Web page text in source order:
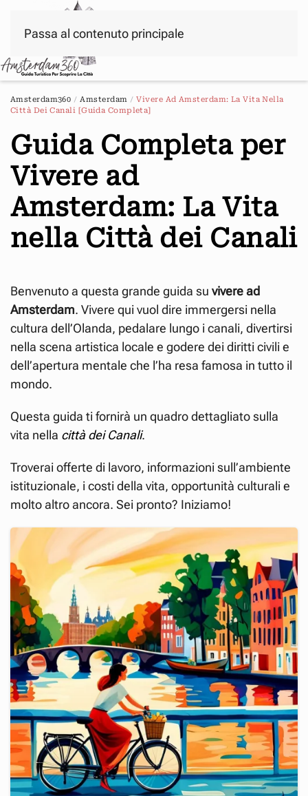
Passa al contenuto principale
Amsterdam360 Amsterdam
Vivere Ad Amsterdam: La Vita Nella
Città Dei Canali [Guida Completa]
Guida Completa per
Vivere ad
Amsterdam: La Vita
nella Città dei Canali
Benvenuto a questa grande guida su vivere ad
Amsterdam. Vivere qui vuol dire immergersi nella
cultura dell’Olanda, pedalare lungo i canali, divertirsi
nella scena artistica locale e godere dei diritti civili e
dell’apertura mentale che l’ha resa famosa in tutto il
mondo.
Questa guida ti fornirà un quadro dettagliato sulla
vita nella città dei Canali.
Troverai offerte di lavoro, informazioni sull’ambiente
istituzionale, i costi della vita, opportunità culturali e
molto altro ancora. Sei pronto? Iniziamo!